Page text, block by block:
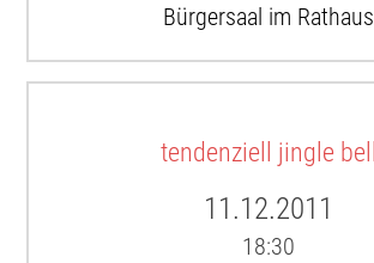
Bürgersaal im Rathaus
tendenziell jingle bell
11.12.2011
18:30